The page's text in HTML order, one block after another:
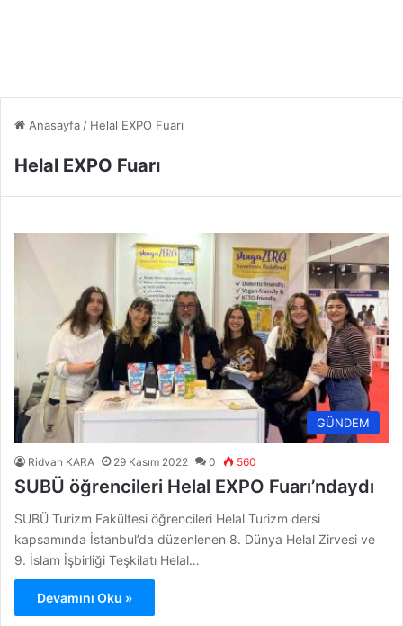
Anasayfa / Helal EXPO Fuarı
Helal EXPO Fuarı
GÜNDEM
Ridvan KARA 29 Kasım 2022 0 560
SUBÜ öğrencileri Helal EXPO Fuarı’ndaydı
SUBÜ Turizm Fakültesi öğrencileri Helal Turizm dersi
kapsamında İstanbul’da düzenlenen 8. Dünya Helal Zirvesi ve
9. İslam İşbirliği Teşkilatı Helal…
Devamını Oku »